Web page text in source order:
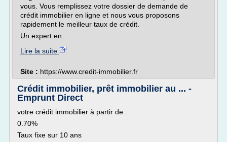
vous. Vous remplissez votre dossier de demande de
crédit immobilier en ligne et nous vous proposons
rapidement le meilleur taux de crédit.
Un expert en...
Lire la suite
Site : https://www.credit-immobilier.fr
Crédit immobilier, prêt immobilier au ... -
Emprunt Direct
votre crédit immobilier à partir de :
0.70%
Taux fixe sur 10 ans